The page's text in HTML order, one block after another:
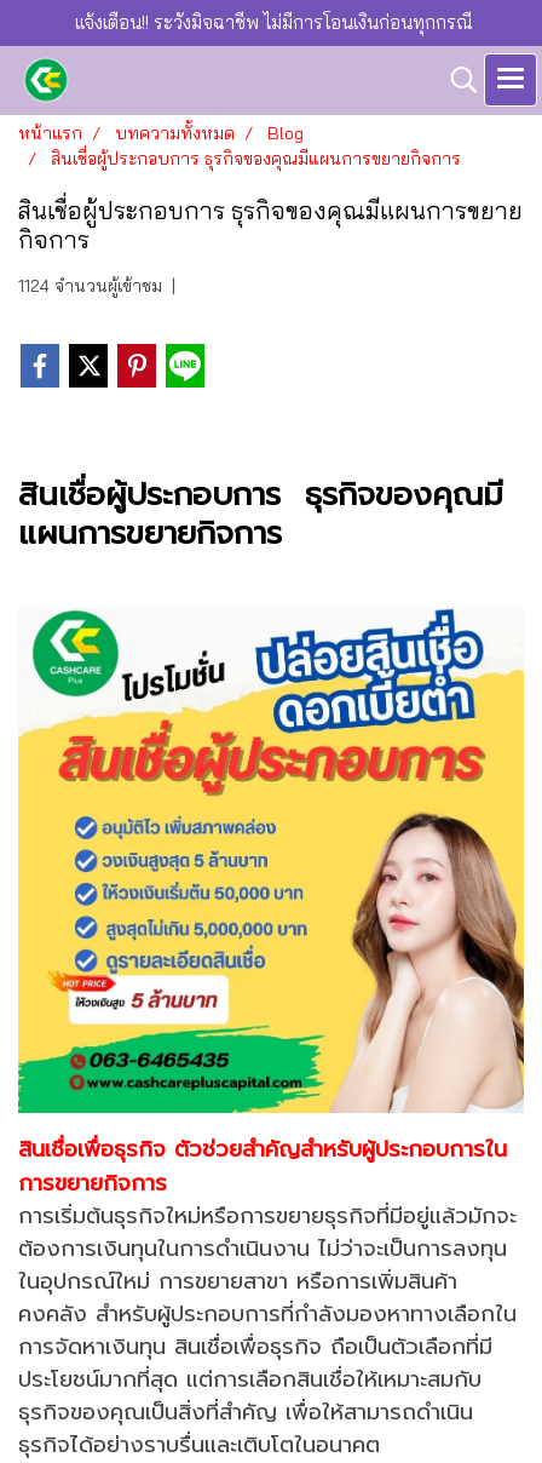
แจ้งเตือน!! ระวังมิจฉาชีพ ไม่มีการโอนเงินก่อนทุกกรณี
หน้าแรก บทความทั้งหมด
Blog
สินเชื่อผู้ประกอบการ ธุรกิจของคุณมีแผนการขยายกิจการ
สินเชื่อผู้ประกอบการ ธุรกิจของคุณมีแผนการขยาย
กิจการ
1124 จำนวนผู้เข้าชม |
สินเชื่อผู้ประกอบการ ธุรกิจของคุณมี
แผนการขยายกิจการ
สินเชื่อเพื่อธุรกิจ ตัวช่วยสำคัญสำหรับผู้ประกอบการใน
การขยายกิจการ
การเริ่มต้นธุรกิจใหม่หรือการขยายธุรกิจที่มีอยู่แล้วมักจะ
ต้องการเงินทุนในการดำเนินงาน ไม่ว่าจะเป็นการลงทุน
ในอุปกรณ์ใหม่ การขยายสาขา หรือการเพิ่มสินค้า
คงคลัง สำหรับผู้ประกอบการที่กำลังมองหาทางเลือกใน
การจัดหาเงินทุน สินเชื่อเพื่อธุรกิจ ถือเป็นตัวเลือกที่มี
ประโยชน์มากที่สุด แต่การเลือกสินเชื่อให้เหมาะสมกับ
ธุรกิจของคุณเป็นสิ่งที่สำคัญ เพื่อให้สามารถดำเนิน
ธุรกิจได้อย่างราบรื่นและเติบโตในอนาคต